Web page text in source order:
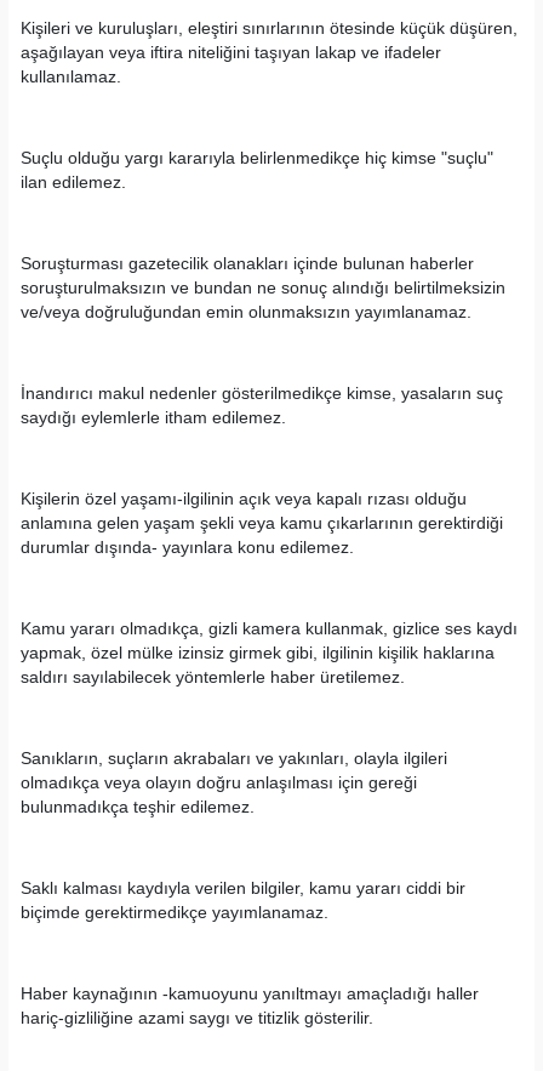
Kişileri ve kuruluşları, eleştiri sınırlarının ötesinde küçük düşüren,
aşağılayan veya iftira niteliğini taşıyan lakap ve ifadeler
kullanılamaz.
Suçlu olduğu yargı kararıyla belirlenmedikçe hiç kimse "suçlu"
ilan edilemez.
Soruşturması gazetecilik olanakları içinde bulunan haberler
soruşturulmaksızın ve bundan ne sonuç alındığı belirtilmeksizin
ve/veya doğruluğundan emin olunmaksızın yayımlanamaz.
İnandırıcı makul nedenler gösterilmedikçe kimse, yasaların suç
saydığı eylemlerle itham edilemez.
Kişilerin özel yaşamı-ilgilinin açık veya kapalı rızası olduğu
anlamına gelen yaşam şekli veya kamu çıkarlarının gerektirdiği
durumlar dışında- yayınlara konu edilemez.
Kamu yararı olmadıkça, gizli kamera kullanmak, gizlice ses kaydı
yapmak, özel mülke izinsiz girmek gibi, ilgilinin kişilik haklarına
saldırı sayılabilecek yöntemlerle haber üretilemez.
Sanıkların, suçların akrabaları ve yakınları, olayla ilgileri
olmadıkça veya olayın doğru anlaşılması için gereği
bulunmadıkça teşhir edilemez.
Saklı kalması kaydıyla verilen bilgiler, kamu yararı ciddi bir
biçimde gerektirmedikçe yayımlanamaz.
Haber kaynağının -kamuoyunu yanıltmayı amaçladığı haller
hariç-gizliliğine azami saygı ve titizlik gösterilir.